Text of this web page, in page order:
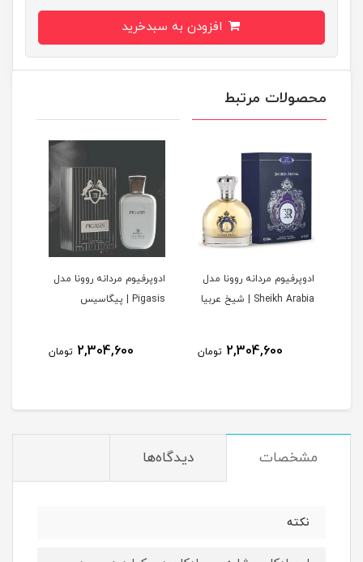
محصولات مرتبط
ادوپرفیوم مردانه روونا مدل
Sheikh Arabia | شیخ عربیا
2,304,600 تومان
ادوپرفیوم مردانه روونا مدل
Pigasis | پیگاسیس
2,304,600 تومان
مشخصات دیدگاه‌ها
نکته